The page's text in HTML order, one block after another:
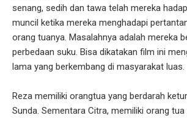
senang, sedih dan tawa telah mereka
muncil ketika mereka menghadapi
orang tuanya. Masalahnya adalah mereka
perbedaan suku. Bisa dikatakan film ini
lama yang berkembang di masyarakat luas.
Reza memiliki orangtua yang berdarah
Sunda. Sementara Citra, memiliki orang tua